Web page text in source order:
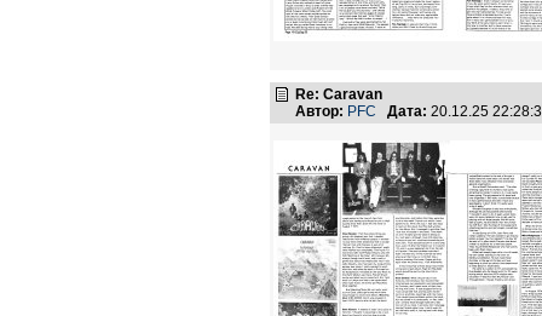
Re: Caravan
Автор: PFC Дата: 20.12.25